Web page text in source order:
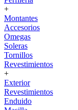
+
Montantes
Accesorios
Omegas
Soleras
Tornillos
Revestimientos
+
Exterior
Revestimientos
Enduido